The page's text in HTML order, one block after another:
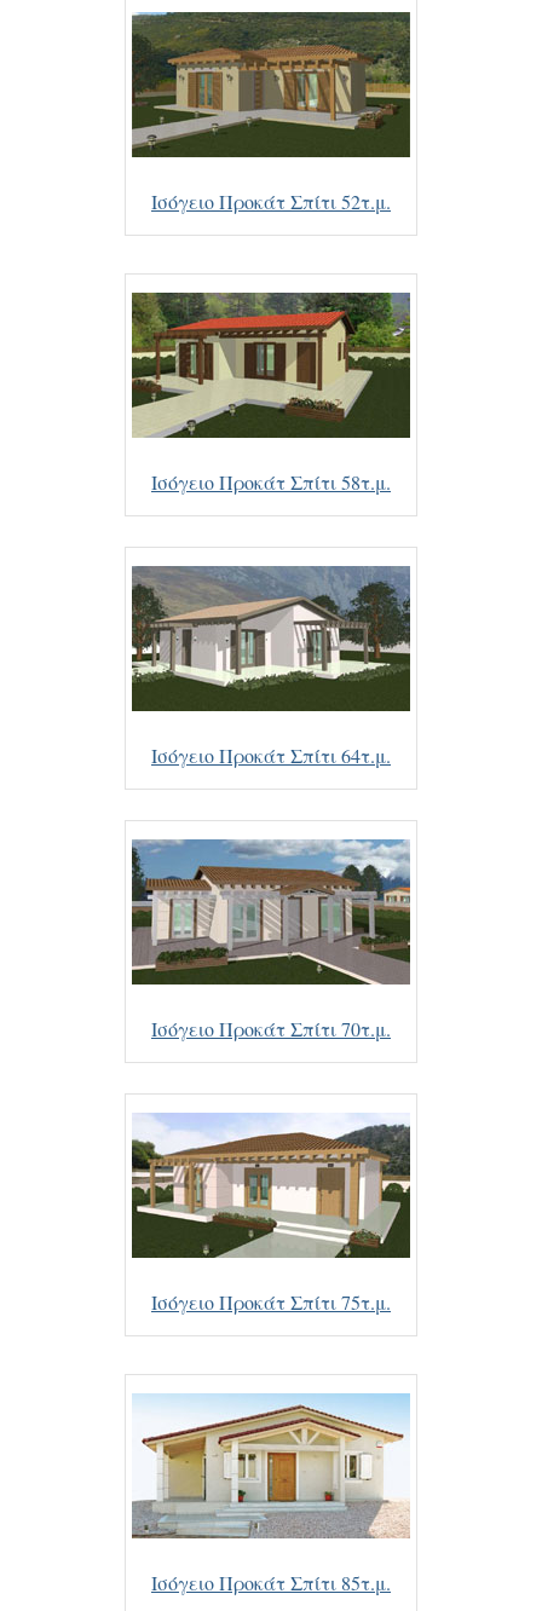
Ισόγειο Προκάτ Σπίτι 52τ.μ.
Ισόγειο Προκάτ Σπίτι 58τ.μ.
Ισόγειο Προκάτ Σπίτι 64τ.μ.
Ισόγειο Προκάτ Σπίτι 70τ.μ.
Ισόγειο Προκάτ Σπίτι 75τ.μ.
Ισόγειο Προκάτ Σπίτι 85τ.μ.